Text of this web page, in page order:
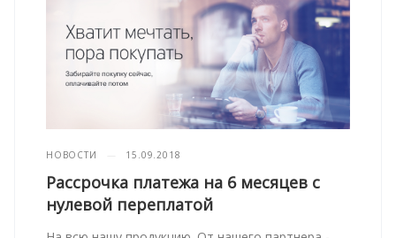
НОВОСТИ 15.09.2018
Рассрочка платежа на 6 месяцев с
нулевой переплатой